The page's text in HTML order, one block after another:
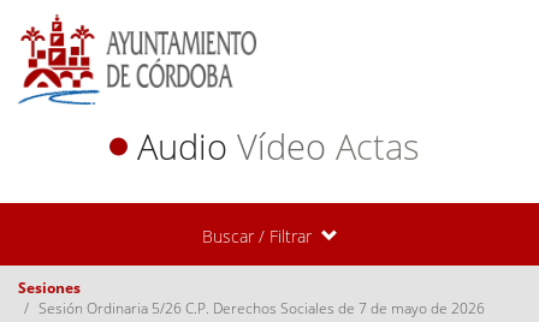
Audio Vídeo Actas
Buscar / Filtrar
Sesiones
Sesión Ordinaria 5/26 C.P. Derechos Sociales de 7 de mayo de 2026